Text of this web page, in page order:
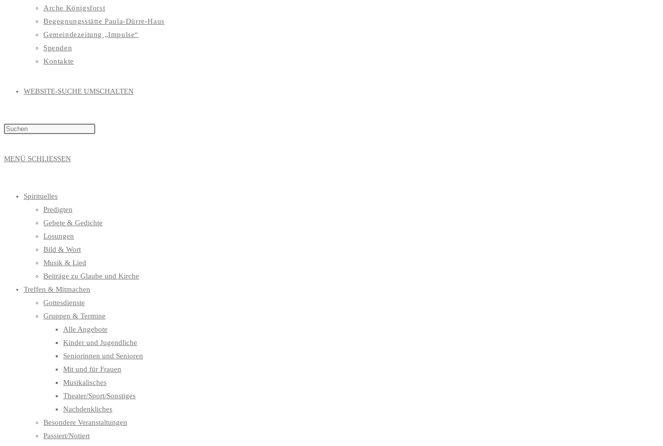
Arche Königsforst
Begegnungsstätte Paula-Dürre-Haus
Gemeindezeitung „Impulse“
Spenden
Kontakte
WEBSITE-SUCHE UMSCHALTEN
MENÜ SCHLIESSEN
Spirituelles
Predigten
Gebete & Gedichte
Losungen
Bild & Wort
Musik & Lied
Beiträge zu Glaube und Kirche
Treffen & Mitmachen
Gottesdienste
Gruppen & Termine
Alle Angebote
Kinder und Jugendliche
Seniorinnen und Senioren
Mit und für Frauen
Musikalisches
Theater/Sport/Sonstiges
Nachdenkliches
Besondere Veranstaltungen
Passiert/Notiert